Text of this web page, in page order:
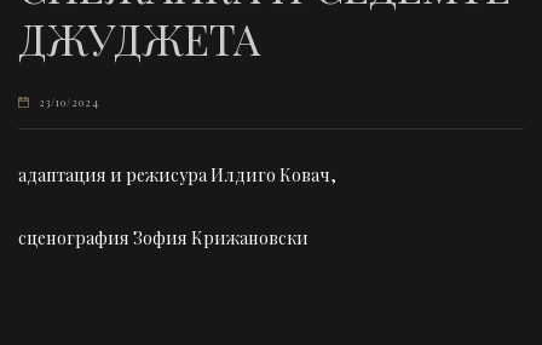
ДЖУДЖЕТА
23/10/2024
адаптация и режисура Илдиго Ковач,
сценография Зофия Крижановски